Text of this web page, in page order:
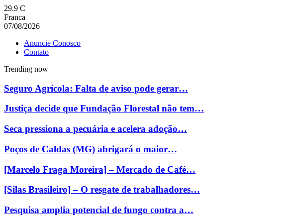
29.9 C
Franca
07/08/2026
Anuncie Conosco
Contato
Trending now
Seguro Agrícola: Falta de aviso pode gerar…
Justiça decide que Fundação Florestal não tem…
Seca pressiona a pecuária e acelera adoção…
Poços de Caldas (MG) abrigará o maior…
[Marcelo Fraga Moreira] – Mercado de Café…
[Silas Brasileiro] – O resgate de trabalhadores…
Pesquisa amplia potencial de fungo contra a…